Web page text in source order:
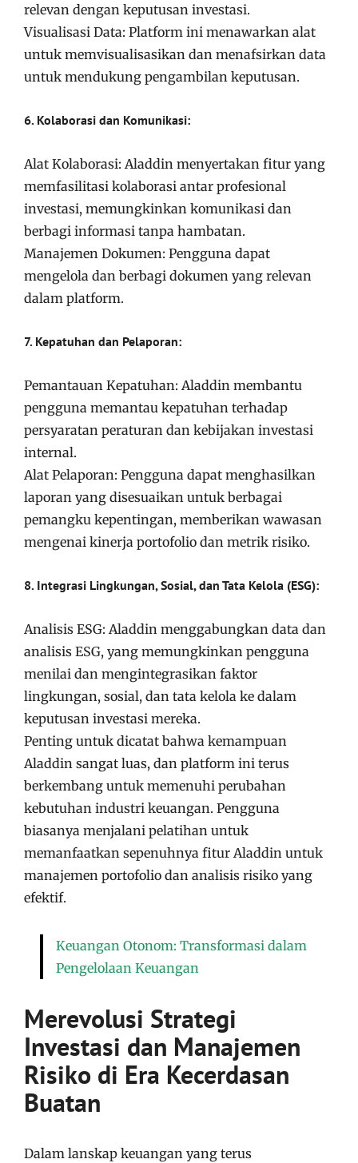
relevan dengan keputusan investasi.
Visualisasi Data: Platform ini menawarkan alat
untuk memvisualisasikan dan menafsirkan data
untuk mendukung pengambilan keputusan.
6. Kolaborasi dan Komunikasi:
Alat Kolaborasi: Aladdin menyertakan fitur yang
memfasilitasi kolaborasi antar profesional
investasi, memungkinkan komunikasi dan
berbagi informasi tanpa hambatan.
Manajemen Dokumen: Pengguna dapat
mengelola dan berbagi dokumen yang relevan
dalam platform.
7. Kepatuhan dan Pelaporan:
Pemantauan Kepatuhan: Aladdin membantu
pengguna memantau kepatuhan terhadap
persyaratan peraturan dan kebijakan investasi
internal.
Alat Pelaporan: Pengguna dapat menghasilkan
laporan yang disesuaikan untuk berbagai
pemangku kepentingan, memberikan wawasan
mengenai kinerja portofolio dan metrik risiko.
8. Integrasi Lingkungan, Sosial, dan Tata Kelola (ESG):
Analisis ESG: Aladdin menggabungkan data dan
analisis ESG, yang memungkinkan pengguna
menilai dan mengintegrasikan faktor
lingkungan, sosial, dan tata kelola ke dalam
keputusan investasi mereka.
Penting untuk dicatat bahwa kemampuan
Aladdin sangat luas, dan platform ini terus
berkembang untuk memenuhi perubahan
kebutuhan industri keuangan. Pengguna
biasanya menjalani pelatihan untuk
memanfaatkan sepenuhnya fitur Aladdin untuk
manajemen portofolio dan analisis risiko yang
efektif.
Keuangan Otonom: Transformasi dalam
Pengelolaan Keuangan
Merevolusi Strategi
Investasi dan Manajemen
Risiko di Era Kecerdasan
Buatan
Dalam lanskap keuangan yang terus